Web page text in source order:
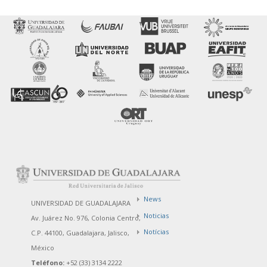
UNIVERSIDAD DE GUADALAJARA
Av. Juárez No. 976, Colonia Centro,
C.P. 44100, Guadalajara, Jalisco,
México
Teléfono: +52 (33) 3134 2222
News
Noticias
Notícias